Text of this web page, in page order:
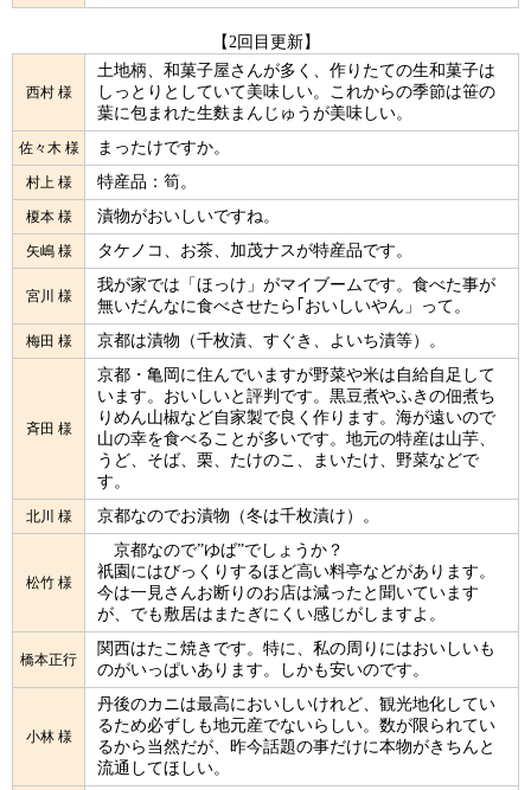
【2回目更新】
西村 様
土地柄、和菓子屋さんが多く、作りたての生和菓子は
しっとりとしていて美味しい。これからの季節は笹の
葉に包まれた生麩まんじゅうが美味しい。
佐々木 様 まったけですか。
村上 様 特産品：筍。
榎本 様 漬物がおいしいですね。
矢嶋 様 タケノコ、お茶、加茂ナスが特産品です。
宮川 様
我が家では「ほっけ」がマイブームです。食べた事が
無いだんなに食べさせたら｢おいしいやん」って。
梅田 様 京都は漬物（千枚漬、すぐき、よいち漬等）。
斉田 様
京都・亀岡に住んでいますが野菜や米は自給自足して
います。おいしいと評判です。黒豆煮やふきの佃煮ち
りめん山椒など自家製で良く作ります。海が遠いので
山の幸を食べることが多いです。地元の特産は山芋、
うど、そば、栗、たけのこ、まいたけ、野菜などで
す。
北川 様 京都なのでお漬物（冬は千枚漬け）。
松竹 様
京都なので”ゆば”でしょうか？
祇園にはびっくりするほど高い料亭などがあります。
今は一見さんお断りのお店は減ったと聞いています
が、でも敷居はまたぎにくい感じがしますよ。
橋本正行
関西はたこ焼きです。特に、私の周りにはおいしいも
のがいっぱいあります。しかも安いのです。
小林 様
丹後のカニは最高においしいけれど、観光地化してい
るため必ずしも地元産でないらしい。数が限られてい
るから当然だが、昨今話題の事だけに本物がきちんと
流通してほしい。